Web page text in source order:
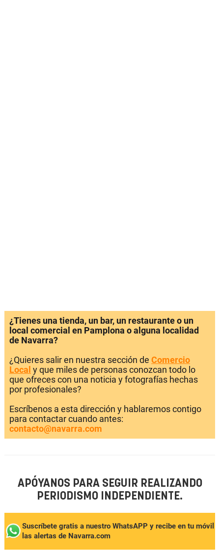
¿Tienes una tienda, un bar, un restaurante o un
local comercial en Pamplona o alguna localidad
de Navarra?
¿Quieres salir en nuestra sección de Comercio
Local y que miles de personas conozcan todo lo
que ofreces con una noticia y fotografías hechas
por profesionales?
Escríbenos a esta dirección y hablaremos contigo
para contactar cuando antes:
contacto@navarra.com
APÓYANOS PARA SEGUIR REALIZANDO
PERIODISMO INDEPENDIENTE.
Suscríbete gratis a nuestro WhatsAPP y recibe en tu móvil
las alertas de Navarra.com